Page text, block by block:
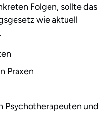
Folgen, sollte das
wie aktuell
Praxen
Psychotherapeuten und